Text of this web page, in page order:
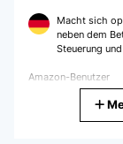
Macht sich
neben dem
Steuerung
Amazon-Benutzer